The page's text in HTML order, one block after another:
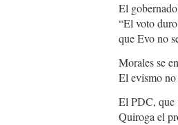
El
“El voto
que Evo no
Morales se
El evismo
El PDC, que
Quiroga el